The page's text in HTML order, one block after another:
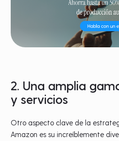
2. Una amplia
y servicios
Otro aspecto clave de la
Amazon es su increíblemente